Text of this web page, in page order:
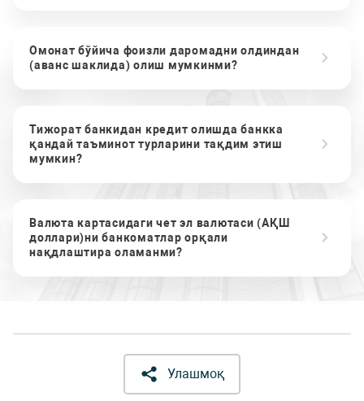
Омонат бўйича фоизли даромадни олдиндан
(аванс шаклида) олиш мумкинми?
Тижорат банкидан кредит олишда банкка
қандай таъминот турларини тақдим этиш
мумкин?
Валюта картасидаги чет эл валютаси (АҚШ
доллари)ни банкоматлар орқали
нақдлаштира оламанми?
Улашмоқ